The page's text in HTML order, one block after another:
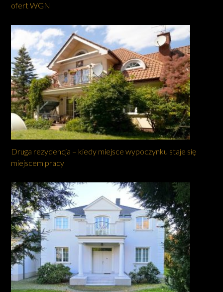
ofert WGN
Druga rezydencja – kiedy miejsce wypoczynku staje się
miejscem pracy